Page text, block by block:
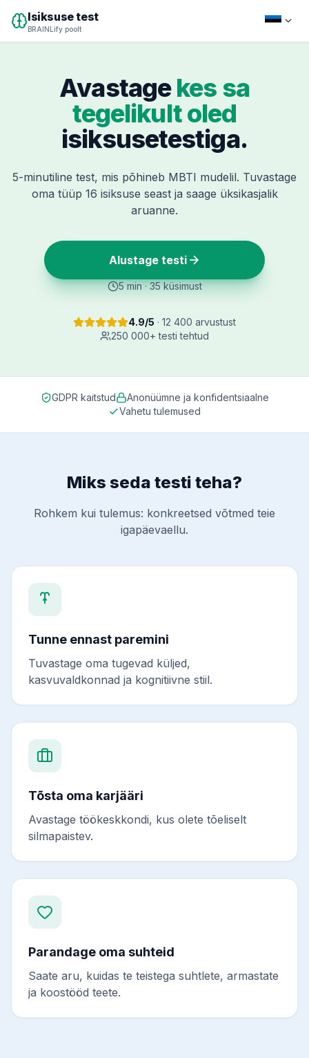
Isiksuse test
BRAINLify poolt
Avastagekes sa
tegelikult oled
isiksusetestiga.
5-minutiline test, mis põhineb MBTI mudelil. Tuvastage
oma tüüp 16 isiksuse seast ja saage üksikasjalik
aruanne.
Alustage testi
5 min · 35 küsimust
4.9/5 · 12 400 arvustust
250 000+ testi tehtud
GDPR kaitstud
Anonüümne ja konfidentsiaalne
Vahetu tulemused
Miks seda testi teha?
Rohkem kui tulemus: konkreetsed võtmed teie
igapäevaellu.
Tunne ennast paremini
Tuvastage oma tugevad küljed,
kasvuvaldkonnad ja kognitiivne stiil.
Tõsta oma karjääri
Avastage töökeskkondi, kus olete tõeliselt
silmapaistev.
Parandage oma suhteid
Saate aru, kuidas te teistega suhtlete, armastate
ja koostööd teete.